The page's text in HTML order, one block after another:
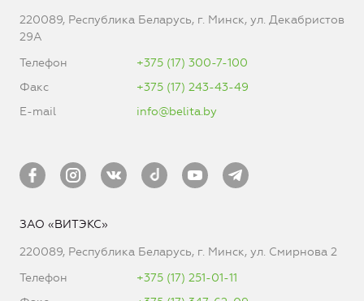
220089, Республика Беларусь, г. Минск, ул. Декабристов
29А
Телефон
+375 (17) 300-7-100
Факс
+375 (17) 243-43-49
E-mail
info@belita.by
ЗАО «ВИТЭКС»
220089, Республика Беларусь, г. Минск, ул. Смирнова 2
Телефон
+375 (17) 251-01-11